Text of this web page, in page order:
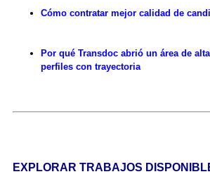
Cómo contratar mejor calidad de
Por qué Transdoc abrió un área de
perfiles con trayectoria
EXPLORAR TRABAJOS